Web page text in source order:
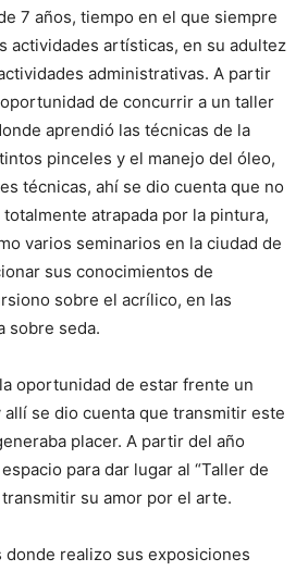
7 años, tiempo en el que siempre
actividades artísticas, en su adultez
administrativas. A partir
de concurrir a un taller
aprendió las técnicas de la
pinceles y el manejo del óleo,
técnicas, ahí se dio cuenta que no
atrapada por la pintura,
varios seminarios en la ciudad de
sus conocimientos de
sobre el acrílico, en las
sobre seda.
oportunidad de estar frente un
se dio cuenta que transmitir este
placer. A partir del año
para dar lugar al “Taller de
su amor por el arte.
realizo sus exposiciones